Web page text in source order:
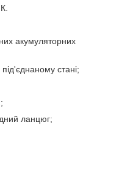
акумуляторних
стані;
ланцюг;